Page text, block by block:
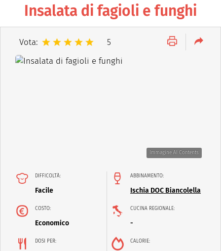
Insalata di fagioli e funghi
Vota: 5
Immagine AI Contents
DIFFICOLTÀ:
Facile
ABBINAMENTO:
Ischia DOC Biancolella
COSTO:
Economico
CUCINA REGIONALE:
-
DOSI PER: CALORIE: